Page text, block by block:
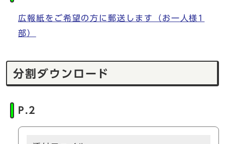
広報紙をご希望の方に郵送します（お一人様1
部）
分割ダウンロード
P.2